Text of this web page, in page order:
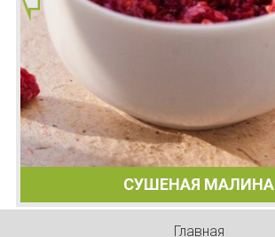
СУШЕНАЯ МАЛИНА
Главная